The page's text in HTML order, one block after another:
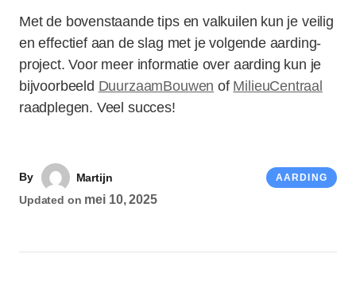
Met de bovenstaande tips en valkuilen kun je veilig
en effectief aan de slag met je volgende aarding-
project. Voor meer informatie over aarding kun je
bijvoorbeeld DuurzaamBouwen of MilieuCentraal
raadplegen. Veel succes!
By
Martijn
Updated on mei 10, 2025
AARDING